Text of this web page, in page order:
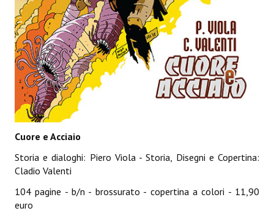
Gli Albi di Occidente
DownLoad
Bonsai
I Classici del Fumetto Indipendente
Lettera 33
mYthoS
Prisma
PTP
Cuore e Acciaio
Storia e dialoghi: Piero Viola - Storia, Disegni e Copertina:
Cladio Valenti
104 pagine - b/n - brossurato - copertina a colori - 11,90
euro